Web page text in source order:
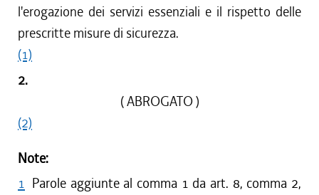
l'erogazione dei servizi essenziali e il rispetto delle
prescritte misure di sicurezza.
(1)
2.
( ABROGATO )
(2)
Note:
1 Parole aggiunte al comma 1 da art. 8, comma 2,